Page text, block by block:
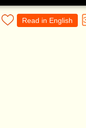
Read in English